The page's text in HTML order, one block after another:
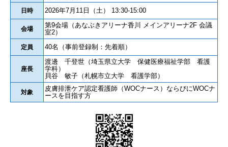
日時 2026年7月11日（土） 13:30-15:00
会場
第9会場（あなぶきアリーナ香川 メインアリーナ2F 会議
室2）
定員 40名（事前登録制：先着順）
座長
渡邊 千登世（埼玉県立大学 保健医療福祉学部 看護
学科）
貝谷 敏子（札幌市立大学 看護学部）
対象
皮膚排泄ケア認定看護師（WOCナース）ならびにWOCナ
ースを目指す方